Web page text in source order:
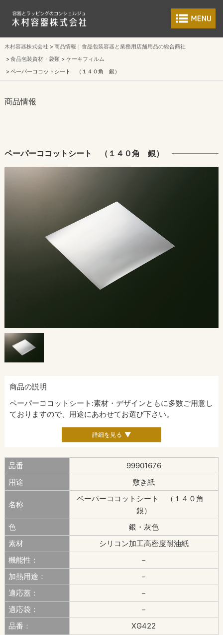
食品包装容器と
木村容器株式会社
商品情報｜食品包装容器と業務用店舗用品の総合商社
食品包装資材・袋類
ケーキフィルム
ペーパーココットシート （１４０角 銀）
商品情報
ペーパーココットシート （１４０角 銀）
商品の説明
ペーパーココットシート:素材・デザインともに多数ご用意し
ておりますので、用途にあわせてお選び下さい。
詳細を見る
品番
99901676
用途
敷き紙
名称
ペーパーココットシート （１４０角
銀）
色
銀・灰色
素材
シリコン加工高密度耐油紙
機能性：
－
加熱用途：
－
適応蓋：
－
適応袋：
－
品番：
XG422